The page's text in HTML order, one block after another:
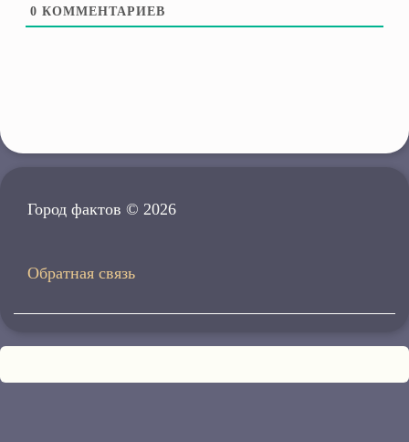
0 КОММЕНТАРИЕВ
Город фактов © 2026
Обратная связь